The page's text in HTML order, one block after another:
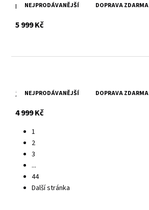
NEJPRODÁVANĚJŠÍ DOPRAVA ZDARMA
Dámský černý kožený křivák MWXarah DB
5 999 Kčs DPH
NEJPRODÁVANĚJŠÍ DOPRAVA ZDARMA
Žlutá kožená bunda s kapucí MWXammy DB
4 999 Kčs DPH
1
2
3
...
44
Další stránka